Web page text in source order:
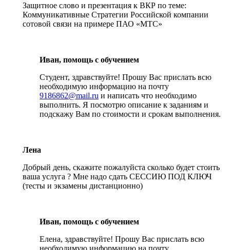
Защитное слово и презентация к ВКР по теме:
Коммуникативные Стратегии Российской компании
сотовой связи на примере ПАО «МТС»
Иван, помощь с обучением
Студент, здравствуйте! Прошу Вас прислать всю
необходимую информацию на почту
9186862@mail.ru и написать что необходимо
выполнить. Я посмотрю описание к заданиям и
подскажу Вам по стоимости и срокам выполнения.
Лена
Добрый день, скажите пожалуйста сколько будет стоить
ваша услуга ? Мне надо сдать СЕССИЮ ПОД КЛЮЧ
(тесты и экзамены дистанционно)
Иван, помощь с обучением
Елена, здравствуйте! Прошу Вас прислать всю
необходимую информацию на почту